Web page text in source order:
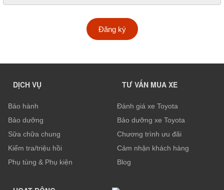
Đăng ký
DỊCH VỤ
Bảo hành
Bảo dưỡng
Sữa chữa chung
Kiểm tra/triệu hồi
Phụ tùng & Phụ kiện
TƯ VẤN MUA XE
Đánh giá xe Toyota
Bảo dưỡng xe Toyota
Chương trình ưu đãi
Cảm nhận khách hàng
Blog